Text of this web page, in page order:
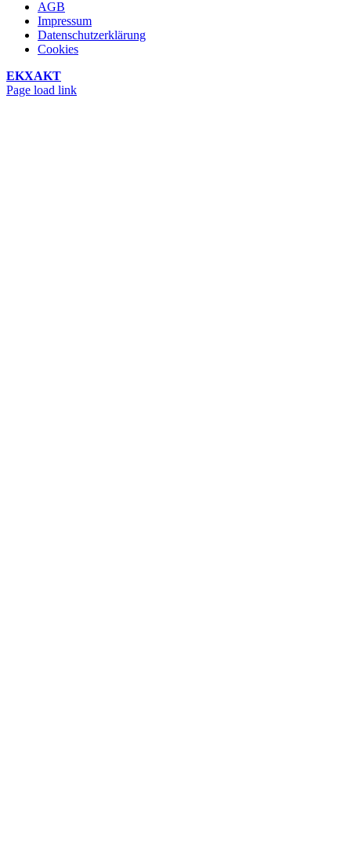
AGB
Impressum
Datenschutzerklärung
Cookies
EKXAKT
Facebook
Instagram
YouTube
Page load link